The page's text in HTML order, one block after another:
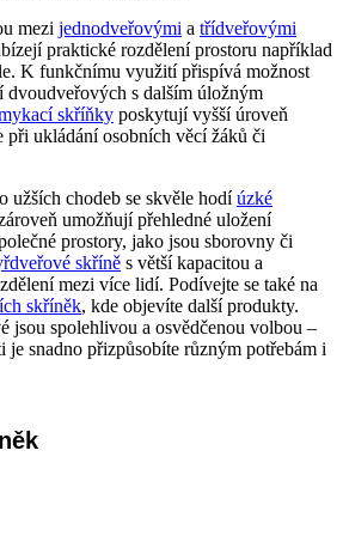
mezi jednodveřovými a třídveřovými
praktické rozdělení prostoru například
K funkčnímu využití přispívá možnost
dvoudveřových s dalším úložným
skříňky poskytují vyšší úroveň
při ukládání osobních věcí žáků či
užších chodeb se skvěle hodíúzké
umožňují přehledné uložení
prostory, jako jsou sborovny či
skříně s větší kapacitou a
mezi více lidí. Podívejte se také na
skříněk, kde objevíte další produkty.
jsou spolehlivou a osvědčenou volbou –
snadno přizpůsobíte různým potřebám i